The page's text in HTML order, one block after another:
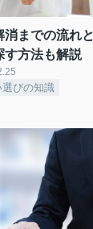
消までの流れ
す方法も解説
選びの知識